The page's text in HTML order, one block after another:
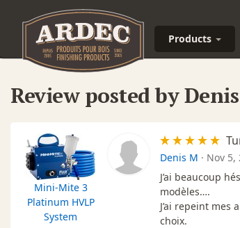
Products
Review posted by
Mini-Mite 3
Platinum HVLP
System
Denis M · Nov 5,
J’ai beaucoup
modèles….
J’ai repeint
choix.